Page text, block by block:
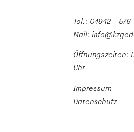
Tel.: 04942 – 576
Mail:
Öffnungszeiten:
Uhr
Impressum
Datenschutz